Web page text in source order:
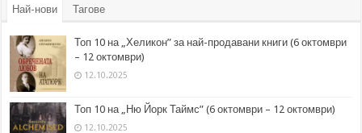
Най-нови Тагове
Топ 10 на „Хеликон” за най-продавани книги (6 октомври
– 12 октомври)
12.10.2025
Топ 10 на „Ню Йорк Таймс” (6 октомври – 12 октомври)
12.10.2025